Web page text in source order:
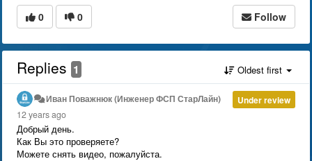
0 0 Follow
Replies 1 Oldest first
Under review
Иван Поважнюк (Инженер ФСП СтарЛайн)
12 years ago
Добрый день.
Как Вы это проверяете?
Можете снять видео, пожалуйста.